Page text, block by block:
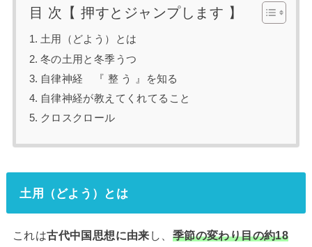
目 次【 押すとジャンプします 】
土用（どよう）とは
冬の土用と冬季うつ
自律神経 『 整 う 』を知る
自律神経が教えてくれてること
クロスクロール
土用（どよう）とは
これは古代中国思想に由来 し、 季節の変わり目の約18